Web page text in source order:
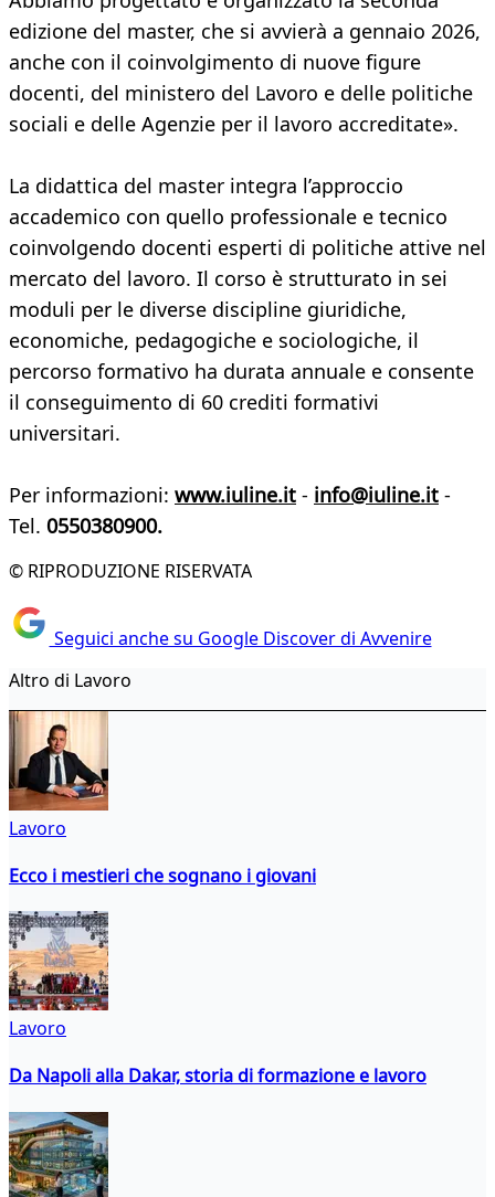
edizione del master, che si avvierà a gennaio 2026,
anche con il coinvolgimento di nuove figure
docenti, del ministero del Lavoro e delle politiche
sociali e delle Agenzie per il lavoro accreditate».
La didattica del master integra l’approccio
accademico con quello professionale e tecnico
coinvolgendo docenti esperti di politiche attive nel
mercato del lavoro. Il corso è strutturato in sei
moduli per le diverse discipline giuridiche,
economiche, pedagogiche e sociologiche, il
percorso formativo ha durata annuale e consente
il conseguimento di 60 crediti formativi
universitari.
Per informazioni: www.iuline.it - info@iuline.it -
Tel. 0550380900.
© RIPRODUZIONE RISERVATA
Seguici anche su Google Discover di Avvenire
Altro di Lavoro
Lavoro
Ecco i mestieri che sognano i giovani
Lavoro
Da Napoli alla Dakar, storia di formazione e lavoro